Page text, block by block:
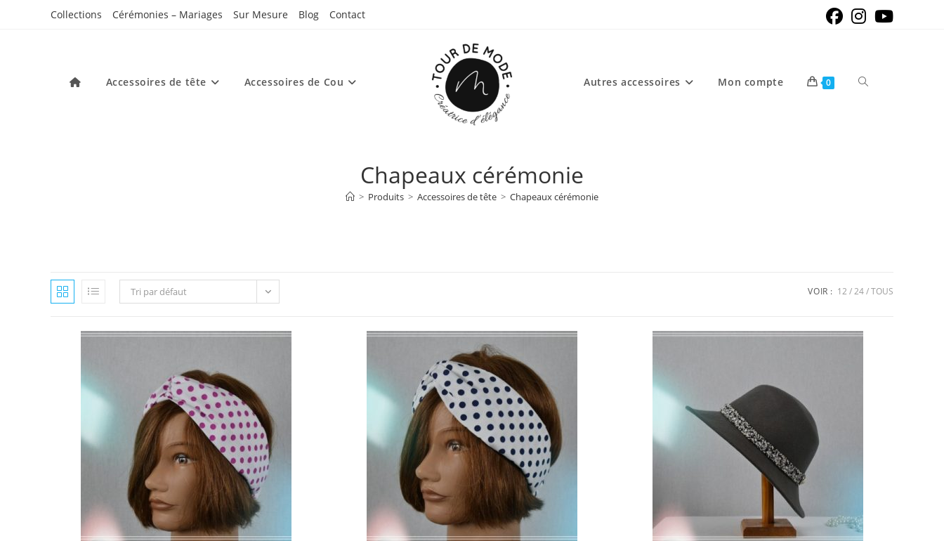
Collections Cérémonies – Mariages Sur Mesure Blog Contact
Accessoires de tête Accessoires de Cou Autres accessoires Mon compte 0 Toggle
Chapeaux cérémonie
> Produits > Accessoires de tête > Chapeaux cérémonie
Tri par défaut VOIR : 12 24 TOUS